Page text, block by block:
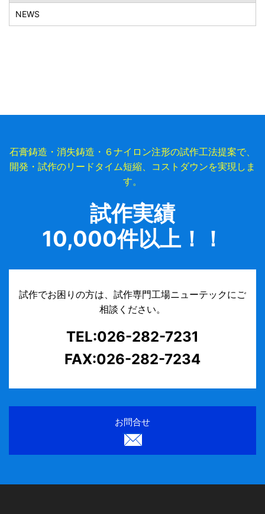
NEWS
石膏鋳造・消失鋳造・６ナイロン注形の試作工法提案で、
開発・試作のリードタイム短縮、コストダウンを実現しま
す。
試作実績
10,000件以上！！
試作でお困りの方は、試作専門工場ニューテックにご
相談ください。
TEL:026-282-7231
FAX:026-282-7234
お問合せ